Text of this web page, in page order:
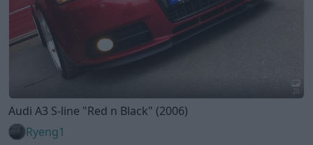
20
Audi A3 S-line "Red n Black" (2006)
Ryeng1